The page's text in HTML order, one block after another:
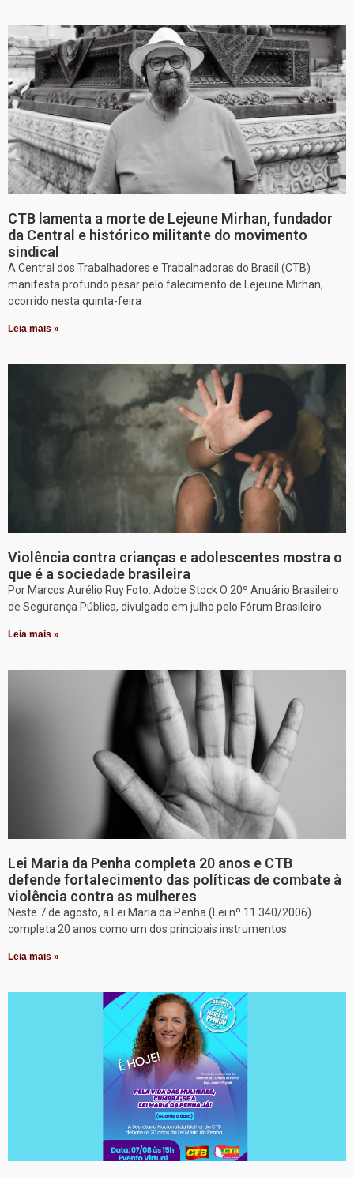
CTB lamenta a morte de Lejeune Mirhan, fundador
da Central e histórico militante do movimento
sindical
A Central dos Trabalhadores e Trabalhadoras do Brasil (CTB)
manifesta profundo pesar pelo falecimento de Lejeune Mirhan,
ocorrido nesta quinta-feira
Leia mais »
Violência contra crianças e adolescentes mostra o
que é a sociedade brasileira
Por Marcos Aurélio Ruy Foto: Adobe Stock O 20º Anuário Brasileiro
de Segurança Pública, divulgado em julho pelo Fórum Brasileiro
Leia mais »
Lei Maria da Penha completa 20 anos e CTB
defende fortalecimento das políticas de combate à
violência contra as mulheres
Neste 7 de agosto, a Lei Maria da Penha (Lei nº 11.340/2006)
completa 20 anos como um dos principais instrumentos
Leia mais »